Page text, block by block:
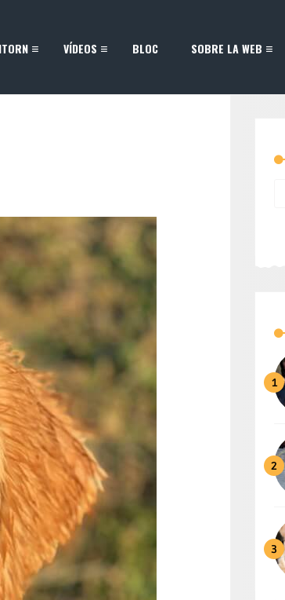
VÍDEOS BLOC SOBRE LA WEB
1
2
3